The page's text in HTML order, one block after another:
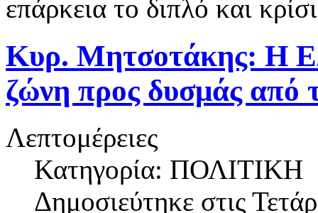
επάρκεια το διπλό και
Κυρ. Μητσοτάκης: Η
ζώνη προς δυσμάς από
Λεπτομέρειες
Κατηγορία: ΠΟΛΙΤΙΚΗ
Δημοσιεύτηκε στις